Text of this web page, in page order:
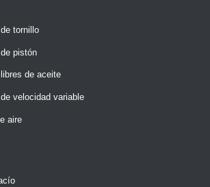
tornillo
pistón
de aceite
velocidad variable
aire